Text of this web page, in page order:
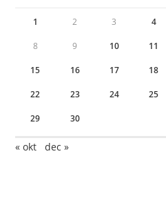
1 2 3 4
8 9 10 11
15 16 17 18
22 23 24 25
29 30
« okt dec »